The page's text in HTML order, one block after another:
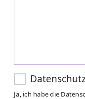
Ja, ich habe die